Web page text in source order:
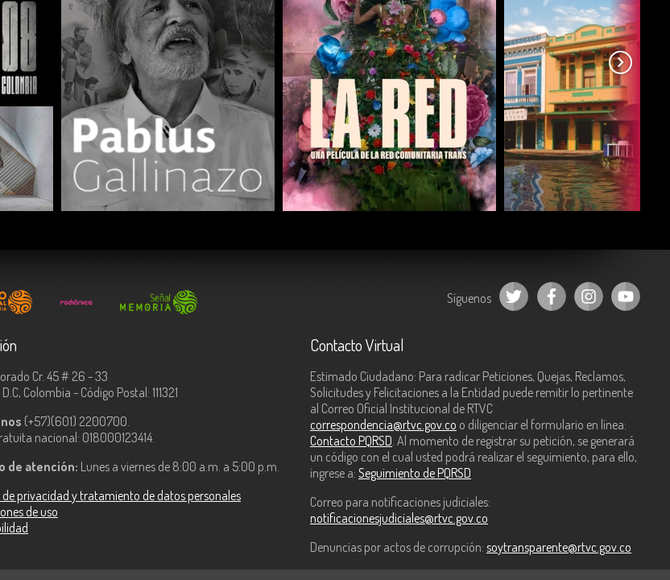
COMPARTIR COMPARTIR COMPARTIR
Síguenos
Cr. 45 # 26 - 33
Colombia - Código Postal: 111321
(+57)(601) 2200700.
nacional: 018000123414.
de atención: Lunes a viernes de 8:00 a.m. a 5:00 p.m.
de privacidad y tratamiento de datos personales
de uso
Contacto Virtual
Estimado Ciudadano: Para radicar Peticiones, Quejas, Reclamos,
Solicitudes y Felicitaciones a la Entidad puede remitir lo pertinente
al Correo Oficial Institucional de RTVC
correspondencia@rtvc.gov.co o diligenciar el formulario en línea:
Contacto PQRSD . Al momento de registrar su petición, se generará
un código con el cual usted podrá realizar el seguimiento, para ello,
ingrese a: Seguimiento de PQRSD
Correo para notificaciones judiciales:
notificacionesjudiciales@rtvc.gov.co
Denuncias por actos de corrupción: soytransparente@rtvc.gov.co